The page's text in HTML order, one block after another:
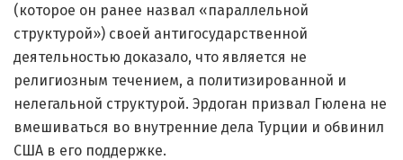
(которое он ранее назвал «параллельной
структурой») своей антигосударственной
деятельностью доказало, что является не
религиозным течением, а политизированной и
нелегальной структурой. Эрдоган призвал Гюлена не
вмешиваться во внутренние дела Турции и обвинил
США в его поддержке.